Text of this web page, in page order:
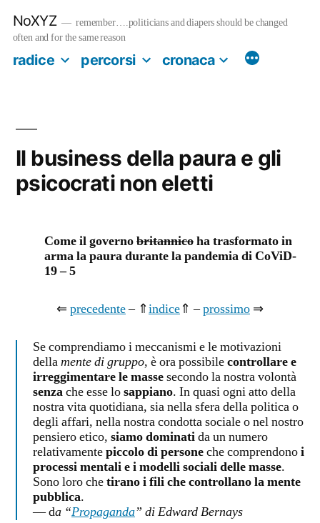
contenuto
NoXYZ
remember….politicians and diapers should be changed
often and for the same reason
radice percorsi cronaca
Il business della paura e gli
psicocrati non eletti
Come il governobritannicoha trasformato in
arma la paura durante la pandemia di CoViD-
19 – 5
⇐ precedente– ⇑indice⇑ –prossimo ⇒
Se comprendiamo i meccanismi e le motivazioni
dellamente di gruppo, è ora possibilecontrollare e
irreggimentare le massesecondo la nostra volontà
senzache esse losappiano. In quasi ogni atto della
nostra vita quotidiana, sia nella sfera della politica o
degli affari, nella nostra condotta sociale o nel nostro
pensiero etico, siamo dominatida un numero
relativamentepiccolo di personeche comprendonoi
processi mentali e i modelli sociali delle masse.
Sono loro chetirano i fili che controllano la mente
pubblica.
— da “Propaganda” di Edward Bernays